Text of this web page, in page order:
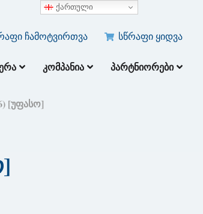
ჩამოტვირთვა სწრაფი ყიდვა
ᲙᲝᲛᲞᲐᲜᲘᲐ ᲞᲐᲠᲢᲜᲘᲝᲠᲔᲑᲘ
[უფასო]
ქართული